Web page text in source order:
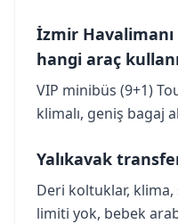
İzmir
hangi araç
VIP minibüs (9+1)
klimalı, geniş bagaj
Yalıkavak
Deri koltuklar,
limiti yok, bebek